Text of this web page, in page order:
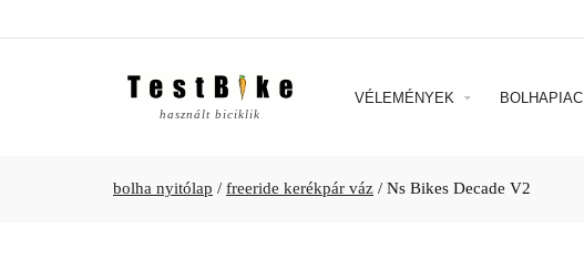
használt biciklik
VÉLEMÉNYEK BOLHAPIAC
bolha nyitólap / freeride kerékpár váz / Ns Bikes Decade V2